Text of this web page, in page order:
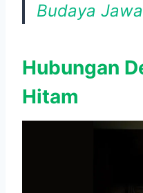
Budaya Jawa
Hubungan
Hitam